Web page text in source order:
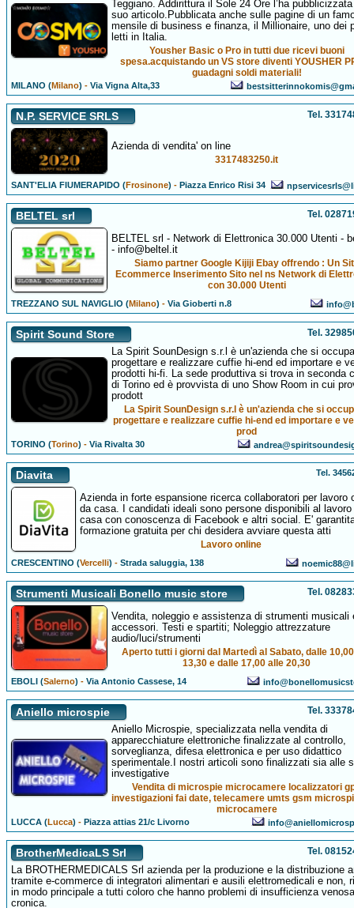
Teggiano. Addirittura il Sole 24 Ore l’ha
suo articolo.Pubblicata anche sulle pagine di un
mensile di business e finanza, il Millionaire, uno dei
letti in Italia.
Yousher Basic o Pro in tutti due ricevi buoni
spesa.acquistando un VS store diventi YOUSHER
guadagni soldi materiali!
MILANO (Milano) -Via Vigna Alta,33
N.P. SERVICE SRLS Tel.
Azienda di vendita' on line
3317483250.it
SANT'ELIA FIUMERAPIDO (Frosinone) -Piazza Enrico Risi 34
BELTEL srl Tel.
BELTEL srl - Network di Elettronica 30.000 Utenti -
- info@beltel.it
Siamo partner Google Kijiji Ebay offrendo : Un
Ecommerce Inserimento Sito nel ns Network di
con 30.000 Utenti
TREZZANO SUL NAVIGLIO (Milano) -Via Gioberti n.8
Spirit Sound Store Tel.
La Spirit SounDesign s.r.l è un'azienda che si
progettare e realizzare cuffie hi-end ed importare e
prodotti hi-fi. La sede produttiva si trova in seconda
di Torino ed è provvista di uno Show Room in cui
prodott
La Spirit SounDesign s.r.l è un'azienda che si
progettare e realizzare cuffie hi-end ed importare e
prod
TORINO (Torino) -Via Rivalta 30
Diavita Tel.
Azienda in forte espansione ricerca collaboratori per lavoro
da casa. I candidati ideali sono persone disponibili al lavoro
casa con conoscenza di Facebook e altri social. E'
formazione gratuita per chi desidera avviare questa atti
Lavoro online
CRESCENTINO (Vercelli) -Strada saluggia, 138
Strumenti Musicali Bonello music store Tel.
Vendita, noleggio e assistenza di strumenti musicali
accessori. Testi e spartiti; Noleggio attrezzature
audio/luci/strumenti
Aperto tutti i giorni dal Martedì al Sabato, dalle
13,30 e dalle 17,00 alle 20,30
EBOLI (Salerno) -Via Antonio Cassese, 14
Aniello microspie Tel.
Aniello Microspie, specializzata nella vendita di
apparecchiature elettroniche finalizzate al controllo,
sorveglianza, difesa elettronica e per uso didattico
sperimentale.I nostri articoli sono finalizzati sia alle
investigative
Vendita di microspie microcamere localizzatori
investigazioni fai date, telecamere umts gsm
microcamere
LUCCA (Lucca) -Piazza attias 21/c Livorno
BrotherMedicaLS Srl Tel.
La BROTHERMEDICALS Srl azienda per la produzione e la distribuzione
tramite e-commerce di integratori alimentari e ausili elettromedicali e non,
in modo principale a tutti coloro che hanno problemi di insufficienza venosa
cronica.